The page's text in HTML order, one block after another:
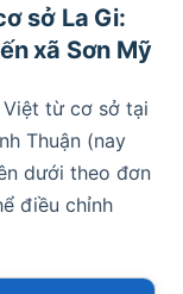
sở La Gi:
xã Sơn Mỹ
từ cơ sở tại
Thuận (nay
dưới theo đơn
điều chỉnh